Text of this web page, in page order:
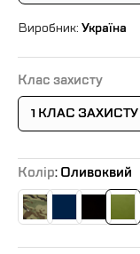
Виробник: Україна
Клас захисту
1 КЛАС ЗАХИСТУ
Колір: Оливоквий